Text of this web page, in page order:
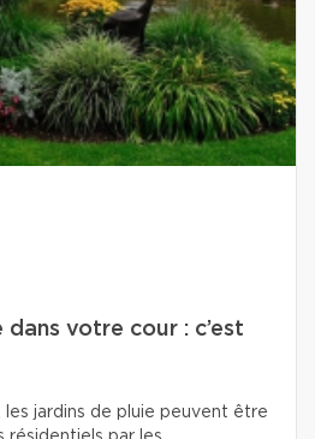
votre cour : c’est
les jardins de pluie peuvent être